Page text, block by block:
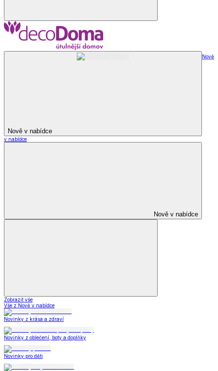
Nově v nabídce
Nově
v nabídce
Nově v nabídce
Zobrazit vše
Vše z Nově v nabídce
Novinky z krása a zdraví
Novinky z oblečení, boty a doplňky
Novinky pro děti